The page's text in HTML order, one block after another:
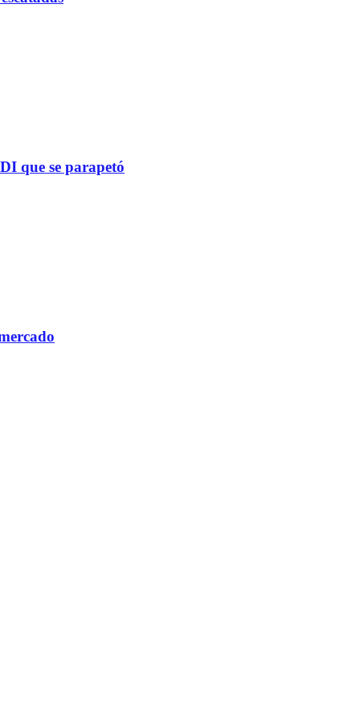
que se parapetó